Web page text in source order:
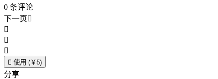
0 条评论
下一页



 使用 (￥5)
分享